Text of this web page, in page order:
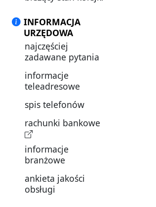
INFORMACJA
URZĘDOWA
najczęściej
zadawane pytania
informacje
teleadresowe
spis telefonów
rachunki bankowe
informacje
branżowe
ankieta jakości
obsługi